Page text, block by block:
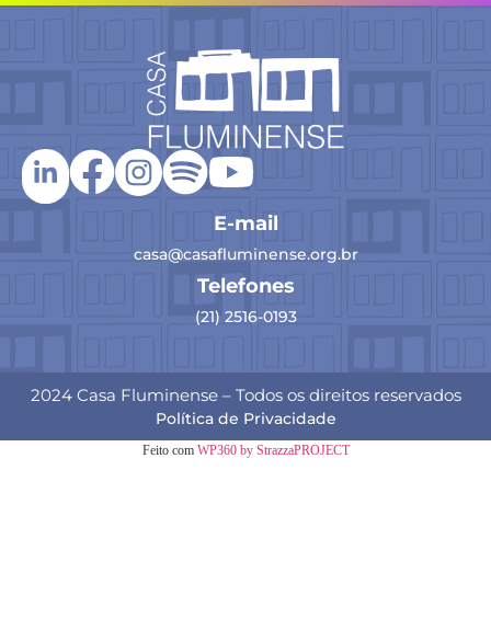
E-mail
casa@casafluminense.org.br
Telefones
(21) 2516-0193
2024 Casa Fluminense – Todos os direitos reservados
Política de Privacidade
Feito com WP360 by StrazzaPROJECT